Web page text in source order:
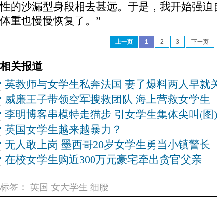
性的沙漏型身段相去甚远。于是，我开始强
体重也慢慢恢复了。”
上一页 1 2 3 下一页
相关报道
英教师与女学生私奔法国 妻子爆料两人早就
威廉王子带领空军搜救团队 海上营救女学生
李明博客串模特走猫步 引女学生集体尖叫(图)
英国女学生越来越暴力？
无人敢上岗 墨西哥20岁女学生勇当小镇警长
在校女学生购近300万元豪宅牵出贪官父亲
标签： 英国 女大学生 细腰